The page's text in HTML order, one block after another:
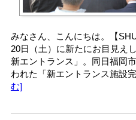
みなさん、こんにちは。【
20日（土）に新たにお目見え
新エントランス」。同日福岡
われた「新エントランス施設
む]